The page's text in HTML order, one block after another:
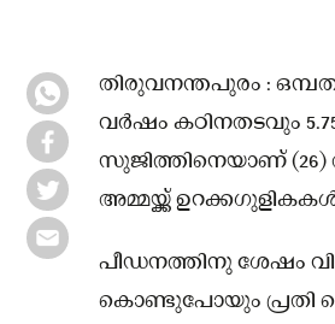
തിരുവനന്തപുരം :
വർഷം കഠിനതടവും
സുജിത്തിനെയാണ് (26)
അമ്മയ്ക്ക്
പീഡനത്തിനു ശേഷം
കൊണ്ടുപോയും പ്രതി